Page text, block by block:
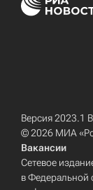
Версия 2023.1
© 2026 МИА
Вакансии
Сетевое
в Федеральной